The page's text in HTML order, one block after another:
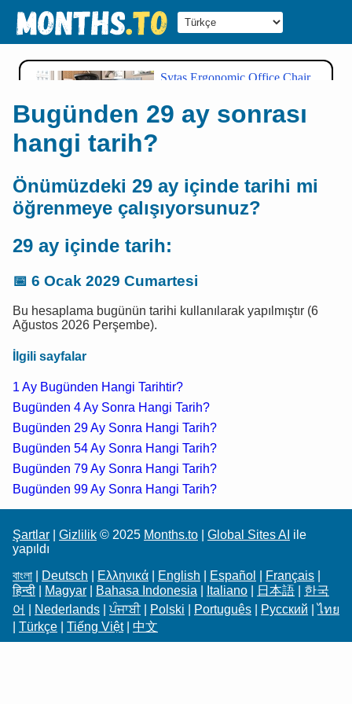
Bugünden 29 ay sonrası
hangi tarih?
Önümüzdeki 29 ay içinde tarihi mi
öğrenmeye çalışıyorsunuz?
29 ay içinde tarih:
📅 6 Ocak 2029 Cumartesi
Bu hesaplama bugünün tarihi kullanılarak yapılmıştır (6
Ağustos 2026 Perşembe).
İlgili sayfalar
1 Ay Bugünden Hangi Tarihtir?
Bugünden 4 Ay Sonra Hangi Tarih?
Bugünden 29 Ay Sonra Hangi Tarih?
Bugünden 54 Ay Sonra Hangi Tarih?
Bugünden 79 Ay Sonra Hangi Tarih?
Bugünden 99 Ay Sonra Hangi Tarih?
Şartlar Gizlilik © 2025 Months.to Global Sites AI ile
yapıldı
বাংলা
Deutsch Ελληνικά English Español Français
हिन्दी
Magyar Bahasa Indonesia Italiano 日本語
한국
어
Nederlands |ਪੰਜਾਬੀ| Polski Português Русский |ไทย
Türkçe Tiếng Việt| 中文